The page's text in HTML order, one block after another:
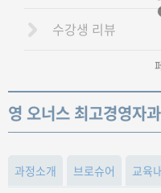
수강생 리뷰
영 오너스 최고경영자
과정소개 브로슈어 교육